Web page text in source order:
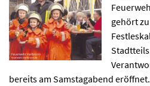
gehört
bereits am Samstagabend